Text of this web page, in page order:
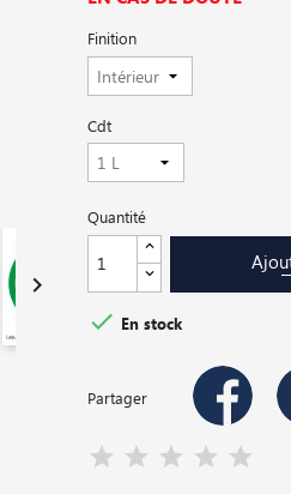

Finition
Cdt
Quantité
 En stock
Partager